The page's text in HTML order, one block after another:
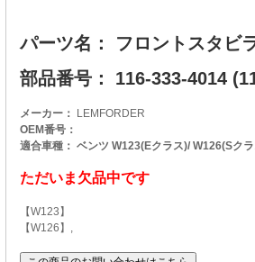
パーツ名： フロントスタビ
部品番号： 116-333-4014
メーカー：
LEMFORDER
OEM番号：
適合車種： ベンツ W123(Eクラス)/ W126(Sク
ただいま欠品中です
【W123】
【W126】,